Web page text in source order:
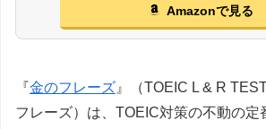
Amazonで見る
『金のフレーズ 』（TOEIC L & R
フレーズ）は、TOEIC対策の不動の定